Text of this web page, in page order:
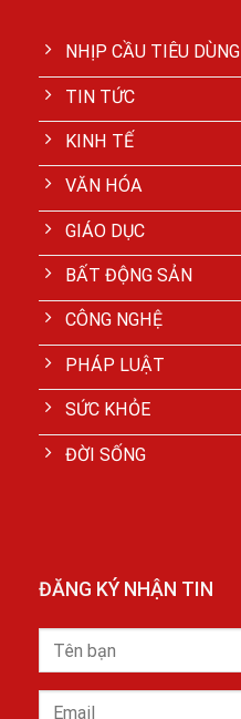
NHỊP CẦU TIÊU DÙNG
TIN TỨC
KINH TẾ
VĂN HÓA
GIÁO DỤC
BẤT ĐỘNG SẢN
CÔNG NGHỆ
PHÁP LUẬT
SỨC KHỎE
ĐỜI SỐNG
ĐĂNG KÝ NHẬN TIN